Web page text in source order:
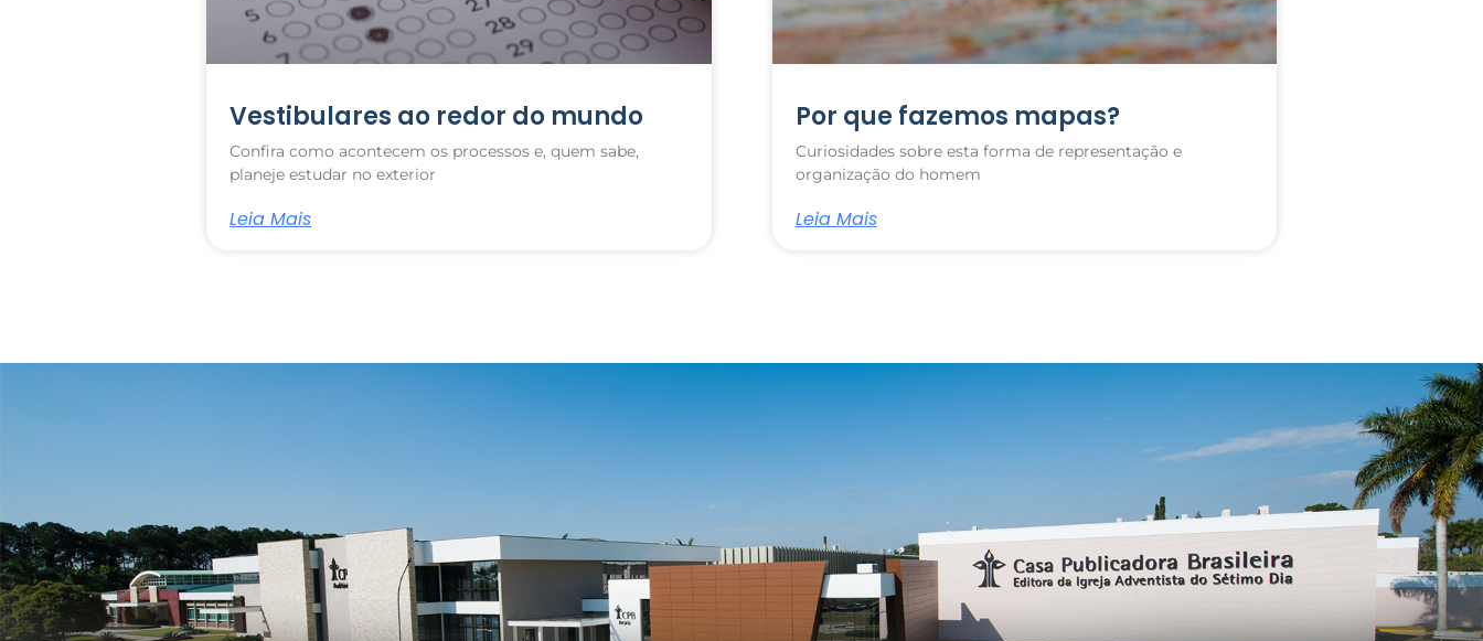
Vestibulares ao redor do mundo
Confira como acontecem os processos e, quem sabe,
planeje estudar no exterior
Leia Mais
Por que fazemos mapas?
Curiosidades sobre esta forma de representação e
organização do homem
Leia Mais